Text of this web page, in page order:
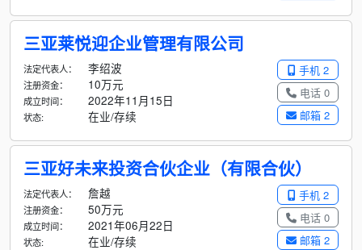
三亚莱悦迎企业管理有限公司
手机 2
电话 0
邮箱 2
法定代表人： 李绍波
注册资金： 10万元
成立时间： 2022年11月15日
状态: 在业/存续
三亚好未来投资合伙企业（有限合伙）
手机 2
电话 0
邮箱 2
法定代表人： 詹越
注册资金： 50万元
成立时间： 2021年06月22日
状态: 在业/存续